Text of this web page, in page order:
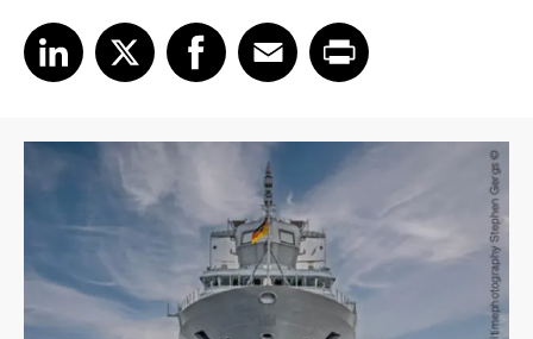
Share on LinkedIn
LinkedIn
Share on X Share on Facebook
Facebook
Share on EmailEmailShare on Print